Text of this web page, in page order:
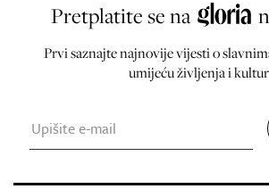
Pretplatite se na
Prvi saznajte najnovije vijesti o
umijeću življenja i